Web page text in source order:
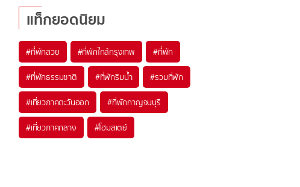
แท็กยอดนิยม
#ที่พักสวย #ที่พักใกล้กรุงเทพ #ที่พัก
#ที่พักธรรมชาติ #ที่พักริมน้ำ #รวมที่พัก
#เที่ยวภาคตะวันออก #ที่พักกาญจนบุรี
#เที่ยวภาคกลาง #โฮมสเตย์